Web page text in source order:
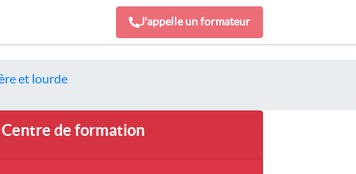
J'appelle un formateur
et lourde
Centre de formation